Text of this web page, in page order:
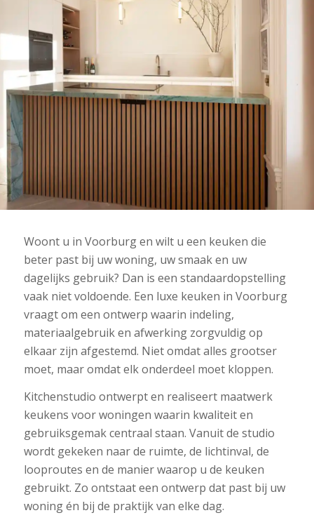
Woont u in Voorburg en wilt u een keuken die
beter past bij uw woning, uw smaak en uw
dagelijks gebruik? Dan is een standaardopstelling
vaak niet voldoende. Een luxe keuken in Voorburg
vraagt om een ontwerp waarin indeling,
materiaalgebruik en afwerking zorgvuldig op
elkaar zijn afgestemd. Niet omdat alles grootser
moet, maar omdat elk onderdeel moet kloppen.
Kitchenstudio ontwerpt en realiseert maatwerk
keukens voor woningen waarin kwaliteit en
gebruiksgemak centraal staan. Vanuit de studio
wordt gekeken naar de ruimte, de lichtinval, de
looproutes en de manier waarop u de keuken
gebruikt. Zo ontstaat een ontwerp dat past bij uw
woning én bij de praktijk van elke dag.